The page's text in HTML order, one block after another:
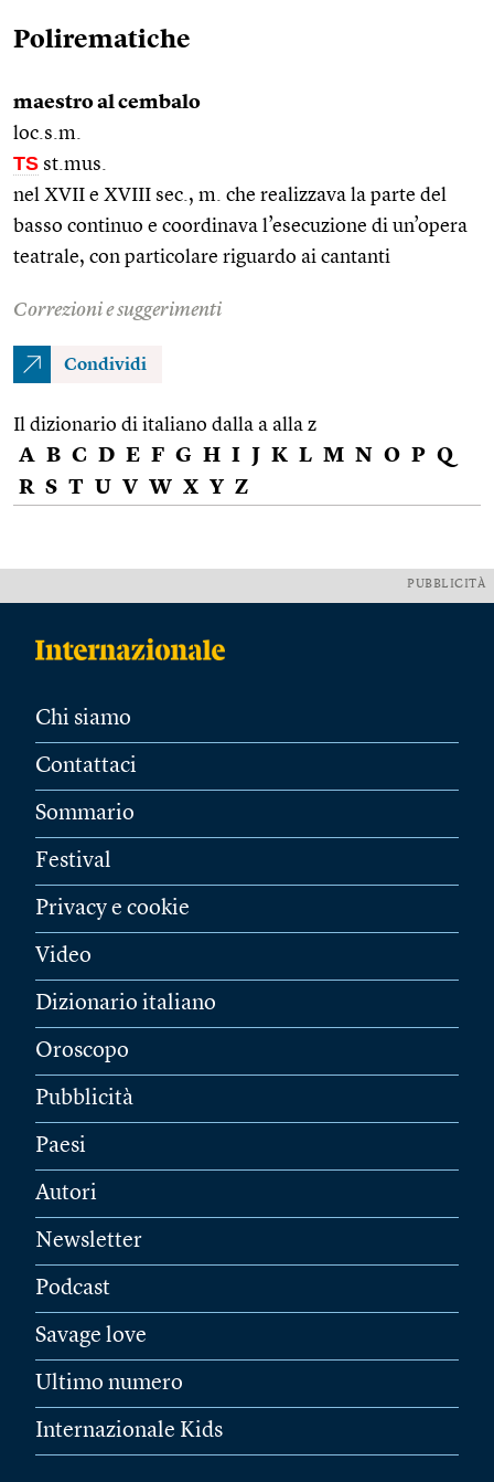
Polirematiche
maestro al cembalo
loc.s.m.
TS st.mus.
nel XVII e XVIII sec., m. che realizzava la parte del
basso continuo e coordinava l’esecuzione di un’opera
teatrale, con particolare riguardo ai cantanti
Correzioni e suggerimenti
Condividi
Il dizionario di italiano dalla a alla z
A B C D E F G H I J K L M N O P Q
R S T U V W X Y Z
PUBBLICITÀ
Chi siamo
Contattaci
Sommario
Festival
Privacy e cookie
Video
Dizionario italiano
Oroscopo
Pubblicità
Paesi
Autori
Newsletter
Podcast
Savage love
Ultimo numero
Internazionale Kids